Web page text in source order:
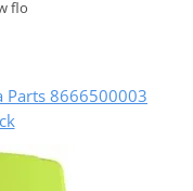
flo
Parts 8666500003